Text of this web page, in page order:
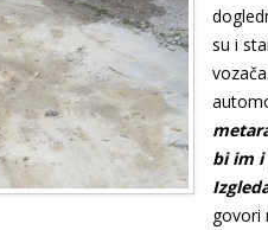
su i
bi im i
govori